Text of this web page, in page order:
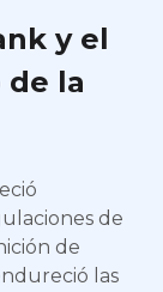
y el
la
de
de
las